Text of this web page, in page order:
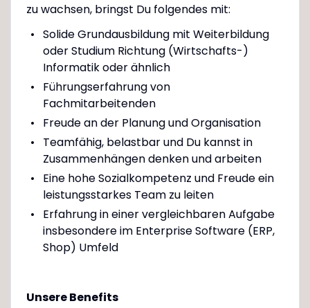
zu wachsen, bringst Du folgendes mit:
Solide Grundausbildung mit Weiterbildung
oder Studium Richtung (Wirtschafts-)
Informatik oder ähnlich
Führungserfahrung von
Fachmitarbeitenden
Freude an der Planung und Organisation
Teamfähig, belastbar und Du kannst in
Zusammenhängen denken und arbeiten
Eine hohe Sozialkompetenz und Freude ein
leistungsstarkes Team zu leiten
Erfahrung in einer vergleichbaren Aufgabe
insbesondere im Enterprise Software (ERP,
Shop) Umfeld
Unsere Benefits